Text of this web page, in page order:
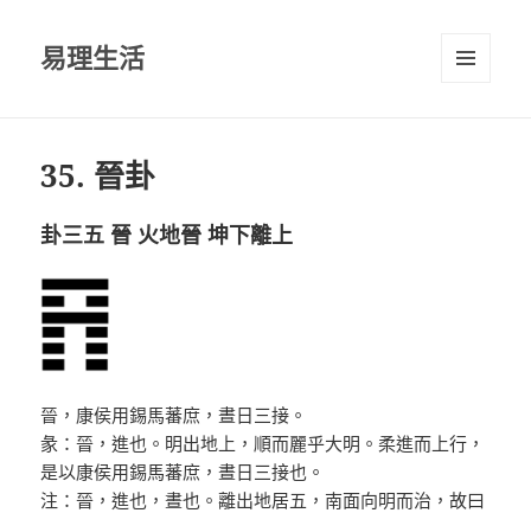
易理生活
35. 晉卦
卦三五 晉 火地晉 坤下離上
晉，康侯用錫馬蕃庶，晝日三接。
彖：晉，進也。明出地上，順而麗乎大明。柔進而上行，
是以康侯用錫馬蕃庶，晝日三接也。
注：晉，進也，晝也。離出地居五，南面向明而治，故曰